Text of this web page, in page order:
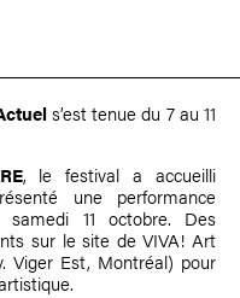
s’est tenue du 7 au 11
, le festival a accueilli
une performance
11 octobre. Des
sur le site de VIVA! Art
Viger Est, Montréal) pour